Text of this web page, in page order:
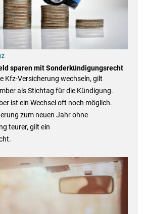
sparen mit Sonderkündigungsrecht
Kfz-Versicherung wechseln, gilt
als Stichtag für die Kündigung.
ist ein Wechsel oft noch möglich.
zum neuen Jahr ohne
teurer, gilt ein